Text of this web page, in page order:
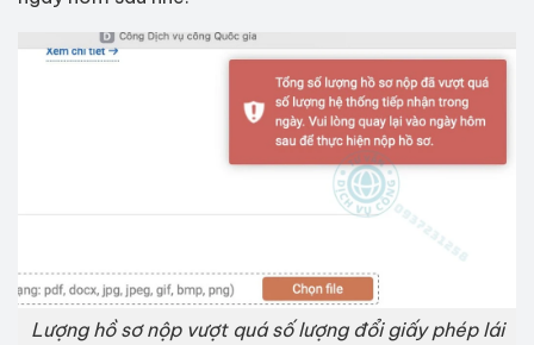
Lượng hồ sơ nộp vượt quá số lượng đổi giấy phép lái